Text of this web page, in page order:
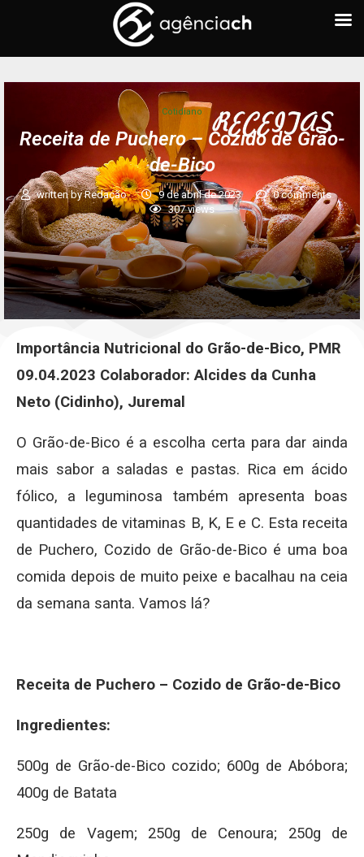
Cotidiano
Receita de Puchero – Cozido de Grão-
de-Bico
written byRedação 9 de abril de 2023
0 comments
307views
Importância Nutricional do Grão-de-Bico, PMR
09.04.2023 Colaborador: Alcides da Cunha
Neto (Cidinho), Juremal
O Grão-de-Bico é a escolha certa para dar ainda
mais sabor a saladas e pastas. Rica em ácido
fólico, a leguminosa também apresenta boas
quantidades de vitaminas B, K, E e C. Esta receita
de Puchero, Cozido de Grão-de-Bico é uma boa
comida depois de muito peixe e bacalhau na ceia
da semana santa. Vamos lá?
Receita de Puchero – Cozido de Grão-de-Bico
Ingredientes:
500g de Grão-de-Bico cozido; 600g de Abóbora;
400g de Batata
250g de Vagem; 250g de Cenoura; 250g de